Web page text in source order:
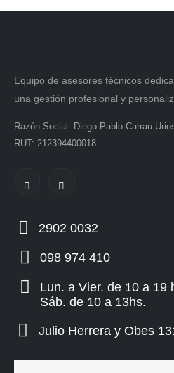
Equipo de asesores técnicos
una gestión profesional y
Razón Social: Diego Pablo Carrau
RUT: 212394400018
2902 0032
098 974 410
Lun. a Vier. de 10 a 19
Sáb. de 10 a 13hs.
Julio Herrera y Obes